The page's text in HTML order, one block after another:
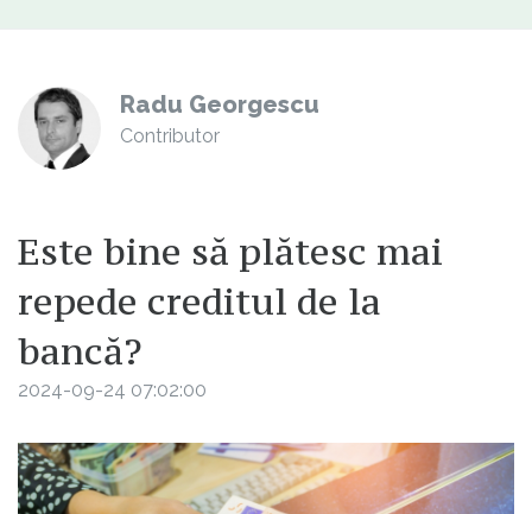
Radu Georgescu
Contributor
Este bine să plătesc mai
repede creditul de la
bancă?
2024-09-24 07:02:00